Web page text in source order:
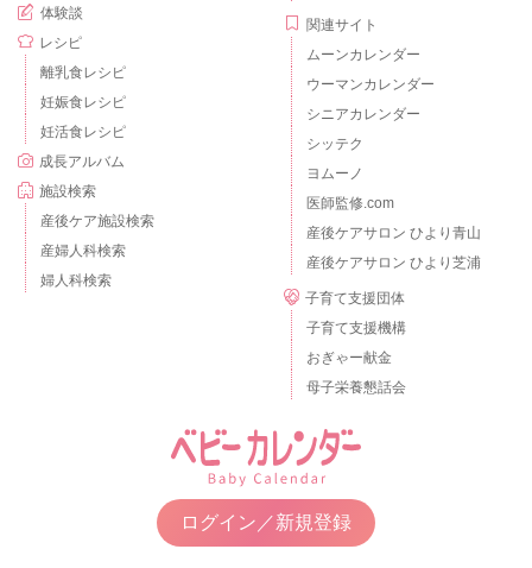
体験談
レシピ
離乳食レシピ
妊娠食レシピ
妊活食レシピ
成長アルバム
施設検索
産後ケア施設検索
産婦人科検索
婦人科検索
関連サイト
ムーンカレンダー
ウーマンカレンダー
シニアカレンダー
シッテク
ヨムーノ
医師監修.com
産後ケアサロン ひより青山
産後ケアサロン ひより芝浦
子育て支援団体
子育て支援機構
おぎゃー献金
母子栄養懇話会
ログイン／新規登録